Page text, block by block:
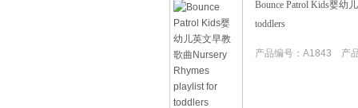
Bounce Patrol Kids婴幼
toddlers
产品编号：A1843 产